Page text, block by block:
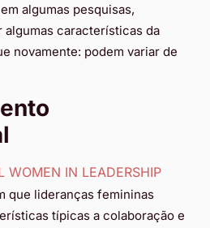
algumas pesquisas,
características da
novamente: podem variar de
WOMEN IN LEADERSHIP
que lideranças femininas
típicas a colaboração e